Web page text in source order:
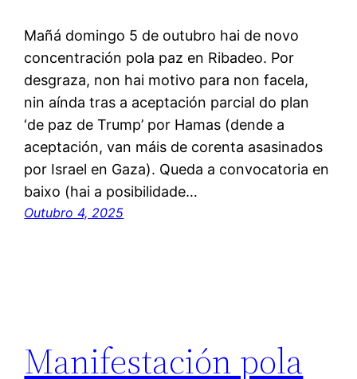
Mañá domingo 5 de outubro hai de novo
concentración pola paz en Ribadeo. Por
desgraza, non hai motivo para non facela,
nin aínda tras a aceptación parcial do plan
‘de paz de Trump’ por Hamas (dende a
aceptación, van máis de corenta asasinados
por Israel en Gaza). Queda a convocatoria en
baixo (hai a posibilidade…
Outubro 4, 2025
Manifestación pola